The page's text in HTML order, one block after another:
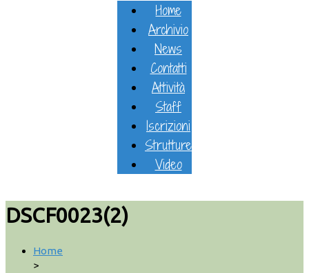
Home
Archivio
News
Contatti
Attività
Staff
Iscrizioni
Strutture
Video
DSCF0023(2)
Home
>